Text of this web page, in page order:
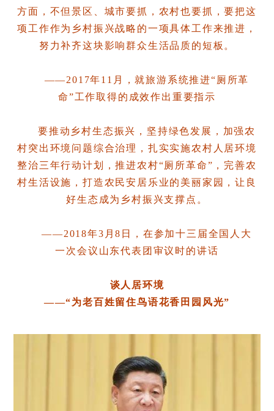
方面，不但景区、城市要抓，农村也要抓，要把这
项工作作为乡村振兴战略的一项具体工作来推进，
努力补齐这块影响群众生活品质的短板。
——2017年11月，就旅游系统推进“厕所革
命”工作取得的成效作出重要指示
要推动乡村生态振兴，坚持绿色发展，加强农
村突出环境问题综合治理，扎实实施农村人居环境
整治三年行动计划，推进农村“厕所革命”，完善农
村生活设施，打造农民安居乐业的美丽家园，让良
好生态成为乡村振兴支撑点。
——2018年3月8日，在参加十三届全国人大
一次会议山东代表团审议时的讲话
谈人居环境
——“为老百姓留住鸟语花香田园风光”